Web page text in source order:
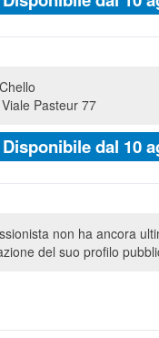
Viale Pasteur 77
Disponibile dal 10
non ha ancora
del suo profilo